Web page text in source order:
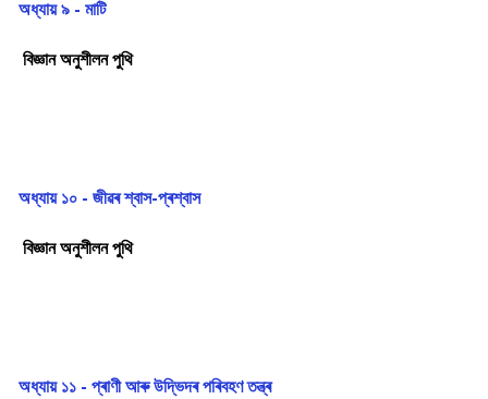
অধ্যায় ৯ - মাটি
বিজ্ঞান অনুশীলন পুথি
অধ্যায় ১০ - জীৱৰ শ্বাস-প্ৰশ্বাস
বিজ্ঞান অনুশীলন পুথি
অধ্যায় ১১ - প্ৰাণী আৰু উদ্ভিদৰ পৰিবহণ তন্ত্ৰ